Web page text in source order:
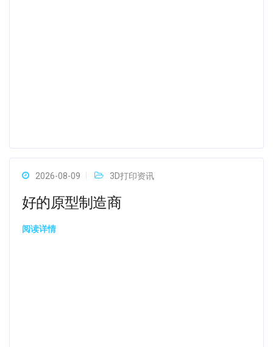
2026-08-09 3D打印资讯
好的原型制造商
阅读详情